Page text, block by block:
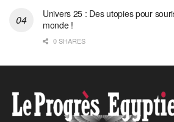
Univers 25 : Des utopies pour
monde !
0 SHARES